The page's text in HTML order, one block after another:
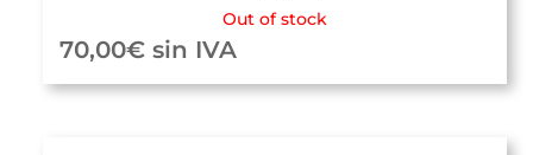
Out of stock
70,00€ sin IVA